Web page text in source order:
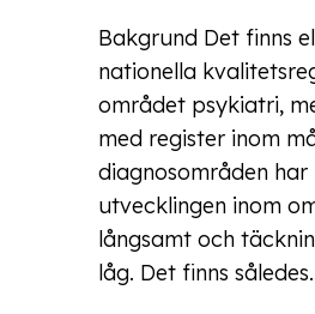
Bakgrund Det finns
nationella
området psykiatri,
med register inom
diagnosområden har
utvecklingen inom
långsamt och
låg. Det finns